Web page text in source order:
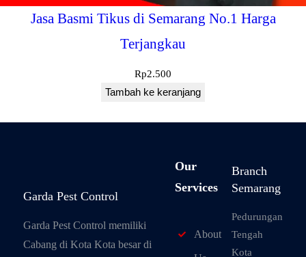
Jasa Basmi Tikus di Semarang No.1 Harga
Terjangkau
Rp2.500
Tambah ke keranjang
Garda Pest Control
Garda Pest Control memiliki
Cabang di Kota Kota besar di
Our
Services
About
Branch
Semarang
Pedurungan
Tengah
Kota